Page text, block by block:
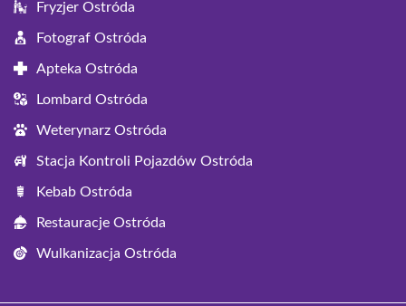
Fryzjer Ostróda
Fotograf Ostróda
Apteka Ostróda
Lombard Ostróda
Weterynarz Ostróda
Stacja Kontroli Pojazdów Ostróda
Kebab Ostróda
Restauracje Ostróda
Wulkanizacja Ostróda